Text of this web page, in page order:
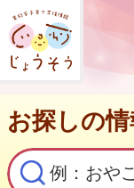
お探しの